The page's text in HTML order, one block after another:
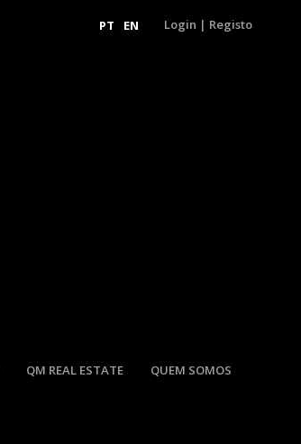
PT EN Login | Registo
QM REAL ESTATE QUEM SOMOS